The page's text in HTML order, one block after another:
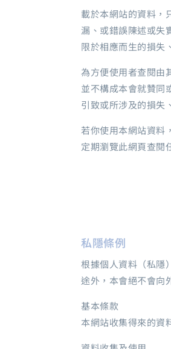
載於本網站的資料，
漏、或錯誤陳述或失
限於相應而生的損失
為方便使用者查閱由
並不構成本會就贊同
引致或所涉及的損失
若你使用本網站資料
定期瀏覽此網頁查閱
私隱條例
根據個人資料（私隱
途外，本會絕不會向
基本條款
本網站收集得來的資